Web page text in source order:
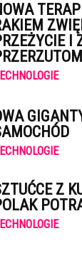
I
Z